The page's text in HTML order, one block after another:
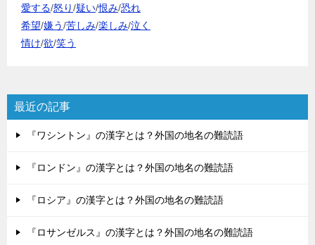
愛する/怒り/疑い/恨み/恐れ
希望/嫌う/苦しみ/楽しみ/泣く
情け/欲/笑う
最近の記事
『ワシントン』の漢字とは？外国の地名の難読語
『ロンドン』の漢字とは？外国の地名の難読語
『ロシア』の漢字とは？外国の地名の難読語
『ロサンゼルス』の漢字とは？外国の地名の難読語